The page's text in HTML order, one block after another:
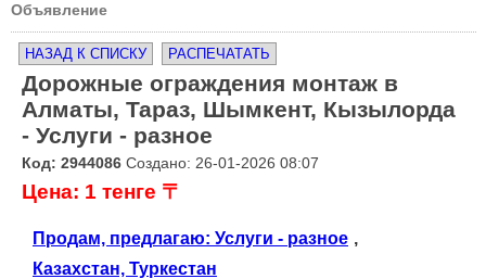
Объявление
НАЗАД К СПИСКУ РАСПЕЧАТАТЬ
Дорожные ограждения монтаж в
Алматы, Тараз, Шымкент, Кызылорда
- Услуги - разное
Код: 2944086 Создано: 26-01-2026 08:07
Цена: 1 тенге 〒
Продам, предлагаю: Услуги - разное ,
Казахстан, Туркестан